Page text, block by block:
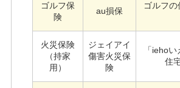
ゴルフ保
険
au損保
ゴルフ
火災保険
（持家
用）
ジェイアイ
傷害火災保
険
「ieho
住